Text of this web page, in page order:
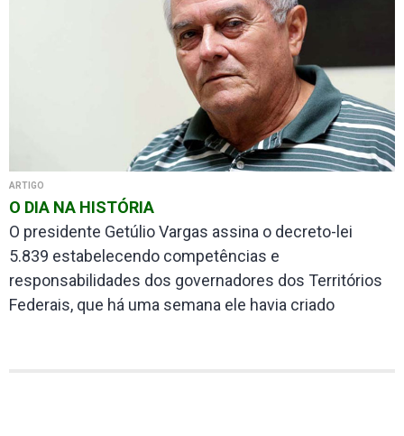
ARTIGO
O DIA NA HISTÓRIA
O presidente Getúlio Vargas assina o decreto-lei
5.839 estabelecendo competências e
responsabilidades dos governadores dos Territórios
Federais, que há uma semana ele havia criado